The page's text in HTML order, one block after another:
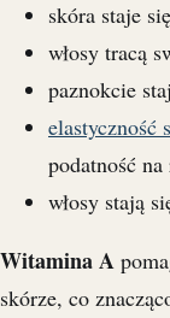
skóra staje
włosy tracą
paznokcie
elastyczność
podatność
włosy stają
Witamina A
skórze, co